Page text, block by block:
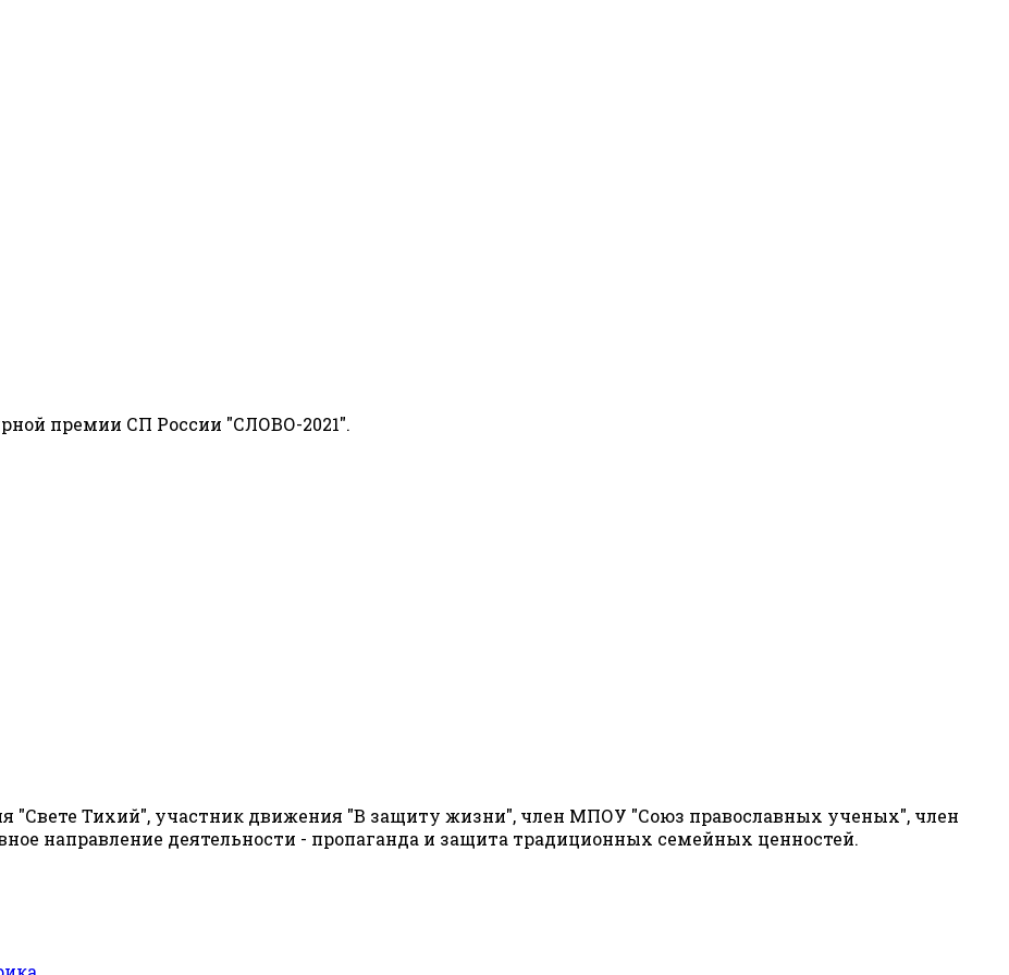
премии СП России "СЛОВО-2021".
"Свете Тихий", участник движения "В защиту жизни", член МПОУ "Союз православных ученых", член
направление деятельности - пропаганда и защита традиционных семейных ценностей.